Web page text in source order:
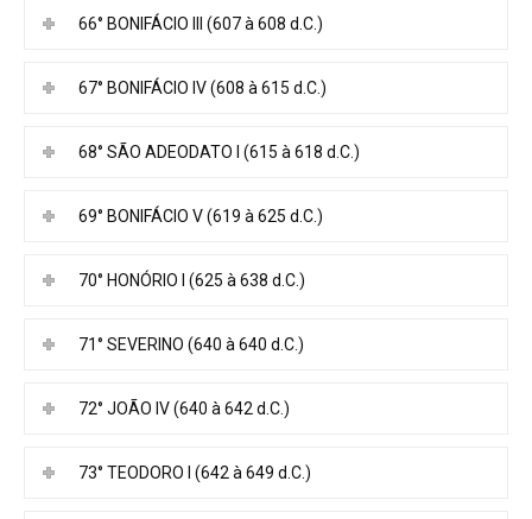
66° BONIFÁCIO III (607 à 608 d.C.)
67° BONIFÁCIO IV (608 à 615 d.C.)
68° SÃO ADEODATO I (615 à 618 d.C.)
69° BONIFÁCIO V (619 à 625 d.C.)
70° HONÓRIO I (625 à 638 d.C.)
71° SEVERINO (640 à 640 d.C.)
72° JOÃO IV (640 à 642 d.C.)
73° TEODORO I (642 à 649 d.C.)